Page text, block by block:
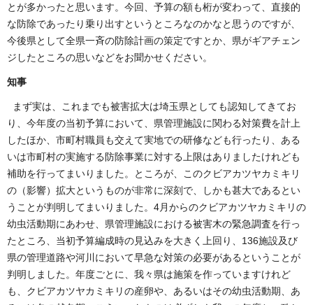
とが多かったと思います。今回、予算の額も桁が変わって、直接的
な防除であったり乗り出すというところなのかなと思うのですが、
今後県として全県一斉の防除計画の策定ですとか、県がギアチェン
ジしたところの思いなどをお聞かせください。
知事
まず実は、これまでも被害拡大は埼玉県としても認知してきてお
り、今年度の当初予算において、県管理施設に関わる対策費を計上
したほか、市町村職員も交えて実地での研修なども行ったり、ある
いは市町村の実施する防除事業に対する上限はありましたけれども
補助を行ってまいりました。ところが、このクビアカツヤカミキリ
の（影響）拡大というものが非常に深刻で、しかも甚大であるとい
うことが判明してまいりました。4月からのクビアカツヤカミキリの
幼虫活動期にあわせ、県管理施設における被害木の緊急調査を行っ
たところ、当初予算編成時の見込みを大きく上回り、136施設及び
県の管理道路や河川において早急な対策の必要があるということが
判明しました。年度ごとに、我々県は施策を作っていますけれど
も、クビアカツヤカミキリの産卵や、あるいはその幼虫活動期、あ